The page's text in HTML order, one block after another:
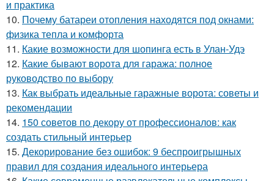
и практика
10. Почему батареи отопления находятся под окнами:
физика тепла и комфорта
11. Какие возможности для шопинга есть в Улан-Удэ
12. Какие бывают ворота для гаража: полное
руководство по выбору
13. Как выбрать идеальные гаражные ворота: советы и
рекомендации
14. 150 советов по декору от профессионалов: как
создать стильный интерьер
15. Декорирование без ошибок: 9 беспроигрышных
правил для создания идеального интерьера